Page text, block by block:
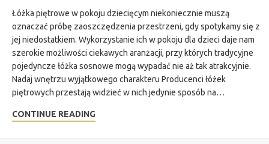
Łóżka piętrowe w pokoju dziecięcym niekoniecznie muszą
oznaczać próbę zaoszczędzenia przestrzeni, gdy spotykamy się z
jej niedostatkiem. Wykorzystanie ich w pokoju dla dzieci daje nam
szerokie możliwości ciekawych aranżacji, przy których tradycyjne
pojedyncze łóżka sosnowe mogą wypadać nie aż tak atrakcyjnie.
Nadaj wnętrzu wyjątkowego charakteru Producenci łóżek
piętrowych przestają widzieć w nich jedynie sposób na…
CONTINUE READING